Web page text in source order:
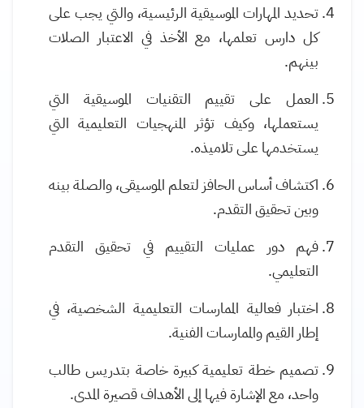
تحديد المهارات الموسيقية الرئيسية، والتي يجب على
كل دارس تعلمها، مع الأخذ في الاعتبار الصلات
بينهم.
العمل على تقييم التقنيات الموسيقية التي
يستعملها، وكيف تؤثر المنهجيات التعليمية التي
يستخدمها على تلاميذه.
اكتشاف أساس الحافز لتعلم الموسيقى، والصلة بينه
وبين تحقيق التقدم.
فهم دور عمليات التقييم في تحقيق التقدم
التعليمي.
اختبار فعالية الممارسات التعليمية الشخصية، في
إطار القيم والممارسات الفنية.
تصميم خطة تعليمية كبيرة خاصة بتدريس طالب
واحد، مع الإشارة فيها إلى الأهداف قصيرة المدى.